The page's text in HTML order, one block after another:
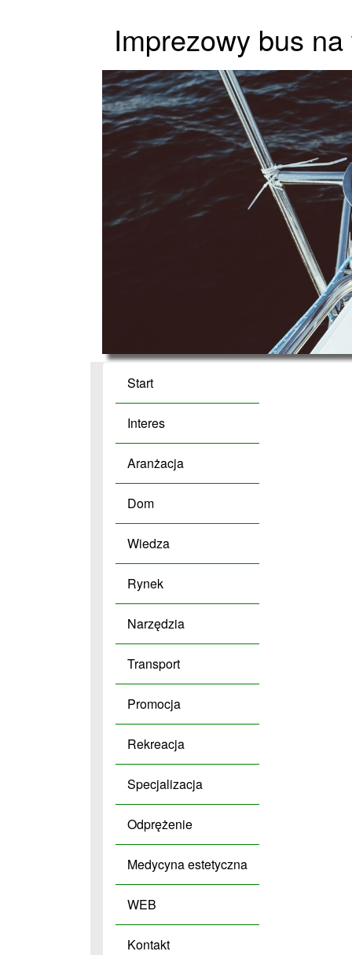
Imprezowy bus
Start
Interes
Aranżacja
Dom
Wiedza
Rynek
Narzędzia
Transport
Promocja
Rekreacja
Specjalizacja
Odprężenie
Medycyna estetyczna
WEB
Kontakt